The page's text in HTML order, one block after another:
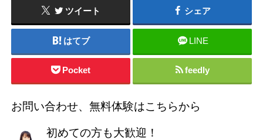
ツイート シェア
はてブ LINE
Pocket feedly
お問い合わせ、無料体験はこちらから
初めての方も大歓迎！